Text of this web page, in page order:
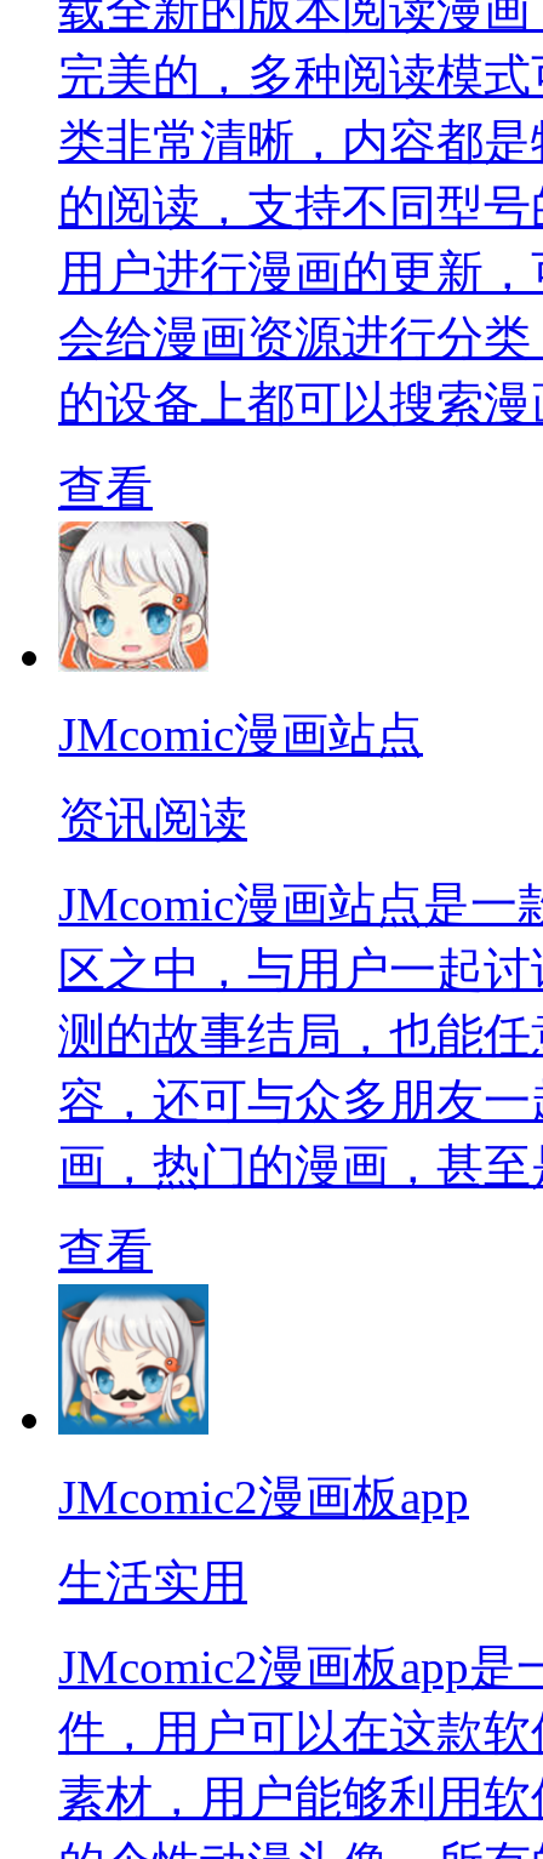
载全新的版本阅读漫
完美的，多种阅读模
类非常清晰，内容都
的阅读，支持不同型
用户进行漫画的更新
会给漫画资源进行分
的设备上都可以搜索
查看
JMcomic漫画站点
资讯阅读
JMcomic漫画站点是
区之中，与用户一起
测的故事结局，也能
容，还可与众多朋友
画，热门的漫画，甚
查看
JMcomic2漫画板app
生活实用
JMcomic2漫画板app
件，用户可以在这款
素材，用户能够利用